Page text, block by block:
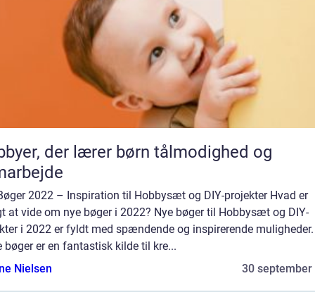
der lærer børn tålmodighed og
2022 – Inspiration til Hobbysæt og DIY-projekter Hvad er
at vide om nye bøger i 2022? Nye bøger til Hobbysæt og DIY-
i 2022 er fyldt med spændende og inspirerende muligheder.
bøger er en fantastisk kilde til kre...
Nielsen
30 september